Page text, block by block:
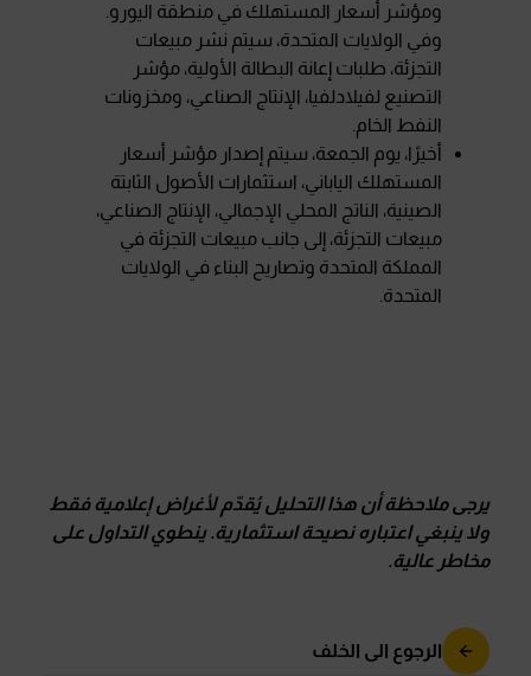
ومؤشر أسعار المستهلك في منطقة اليورو.
وفي الولايات المتحدة، سيتم نشر مبيعات
التجزئة، طلبات إعانة البطالة الأولية، مؤشر
التصنيع لفيلادلفيا، الإنتاج الصناعي، ومخزونات
النفط الخام.
أخيرًا، يوم الجمعة، سيتم إصدار مؤشر أسعار
المستهلك الياباني، استثمارات الأصول الثابتة
الصينية، الناتج المحلي الإجمالي، الإنتاج الصناعي،
مبيعات التجزئة، إلى جانب مبيعات التجزئة في
المملكة المتحدة وتصاريح البناء في الولايات
المتحدة.
يرجى ملاحظة أن هذا التحليل يُقدّم لأغراض إعلامية فقط
ولا ينبغي اعتباره نصيحة استثمارية.ينطوي التداول على
مخاطر عالية.
الرجوع الى الخلف